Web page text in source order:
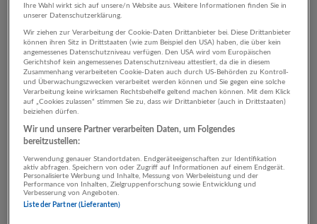
1 Pflege, Gesundheit, Soziales
Finanz- und
Versicherungsleistungen
Ihre Wahl wirkt sich auf unsere/n Website aus. Weitere Informationen finden Sie in
unserer Datenschutzerklärung.
Wir ziehen zur Verarbeitung der Cookie-Daten Drittanbieter bei. Diese Drittanbieter
können ihren Sitz in Drittstaaten (wie zum Beispiel den USA) haben, die über kein
angemessenes Datenschutzniveau verfügen. Den USA wird vom Europäischen
Gerichtshof kein angemessenes Datenschutzniveau attestiert, da die in diesem
Zusammenhang verarbeiteten Cookie-Daten auch durch US-Behörden zu Kontroll-
und Überwachungszwecken verarbeitet werden können und Sie gegen eine solche
Verarbeitung keine wirksamen Rechtsbehelfe geltend machen können. Mit dem Klick
auf „Cookies zulassen“ stimmen Sie zu, dass wir Drittanbieter (auch in Drittstaaten)
beiziehen dürfen.
Wir und unsere Partner verarbeiten Daten, um Folgendes
bereitzustellen:
Verwendung genauer Standortdaten. Endgeräteeigenschaften zur Identifikation
aktiv abfragen. Speichern von oder Zugriff auf Informationen auf einem Endgerät.
Personalisierte Werbung und Inhalte, Messung von Werbeleistung und der
Performance von Inhalten, Zielgruppenforschung sowie Entwicklung und
Verbesserung von Angeboten.
Liste der Partner (Lieferanten)